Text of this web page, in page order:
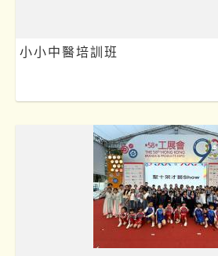
小小中醫培訓班